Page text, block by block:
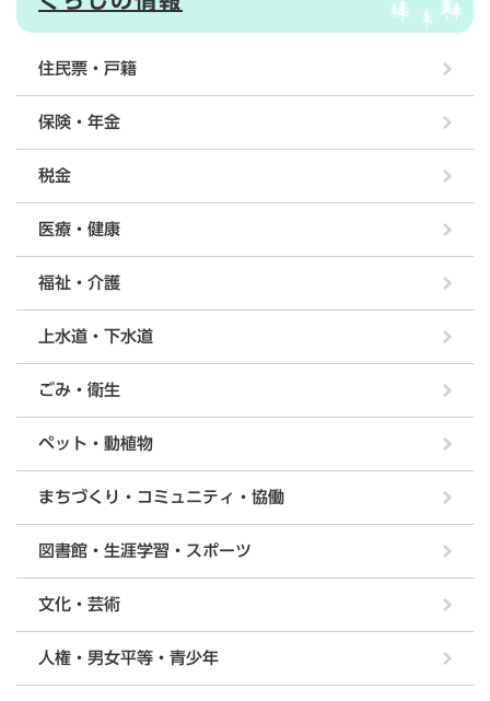
住民票・戸籍
保険・年金
税金
医療・健康
福祉・介護
上水道・下水道
ごみ・衛生
ペット・動植物
まちづくり・コミュニティ・協働
図書館・生涯学習・スポーツ
文化・芸術
人権・男女平等・青少年